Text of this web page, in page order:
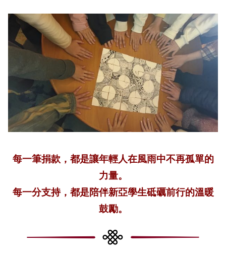
每一筆捐款，都是讓年輕人在風雨中不再孤單的
力量。
每一分支持，都是陪伴新亞學生砥礪前行的溫暖
鼓勵。